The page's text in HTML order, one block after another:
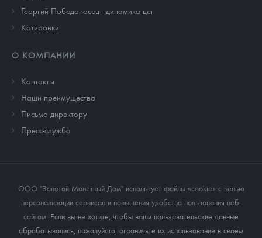
Георгий Победоносец - динамика цен
Котировки
О КОМПАНИИ
Контакты
Наши преимущества
Письмо директору
Пресс-служба
ООО "Золотой Монетный Дом" использует файлы «cookie» с целью
персонализации сервисов и повышения удобства пользования веб-
сайтом . Если вы не хотите, чтобы ваши пользовательские данные
обрабатывались, пожалуйста, ограничьте их использование в своём